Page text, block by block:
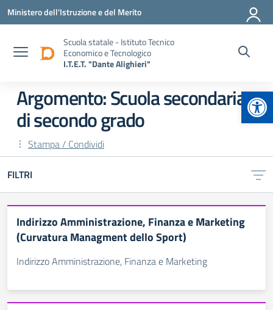
Vai ai contenuti
Vai al menu di navigazione
Vai al footer
Ministero dell'Istruzione e del Merito
Scuola statale - Istituto Tecnico
Economico e Tecnologico
I.T.E.T. "Dante Alighieri"
Argomento: Scuola secondaria
di secondo grado
Stampa / Condividi
FILTRI
Indirizzo Amministrazione, Finanza e Marketing
(Curvatura Managment dello Sport)
Indirizzo Amministrazione, Finanza e Marketing